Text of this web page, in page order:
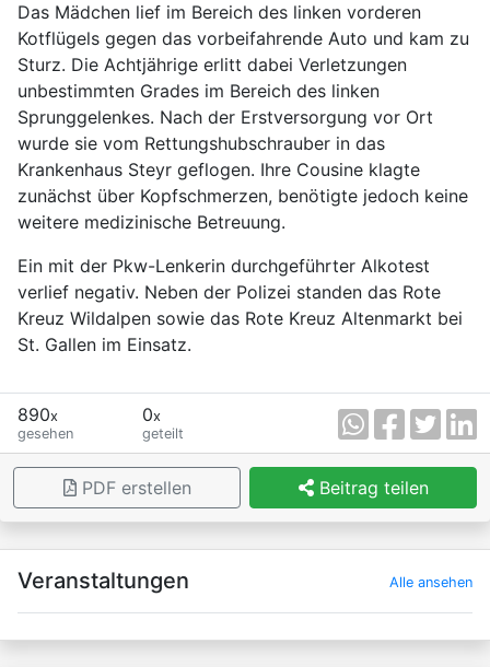
Das Mädchen lief im Bereich des linken vorderen
Kotflügels gegen das vorbeifahrende Auto und kam zu
Sturz. Die Achtjährige erlitt dabei Verletzungen
unbestimmten Grades im Bereich des linken
Sprunggelenkes. Nach der Erstversorgung vor Ort
wurde sie vom Rettungshubschrauber in das
Krankenhaus Steyr geflogen. Ihre Cousine klagte
zunächst über Kopfschmerzen, benötigte jedoch keine
weitere medizinische Betreuung.
Ein mit der Pkw-Lenkerin durchgeführter Alkotest
verlief negativ. Neben der Polizei standen das Rote
Kreuz Wildalpen sowie das Rote Kreuz Altenmarkt bei
St. Gallen im Einsatz.
890x
gesehen
0x
geteilt
PDF erstellen Beitrag teilen
×
Veranstaltungen Alle ansehen